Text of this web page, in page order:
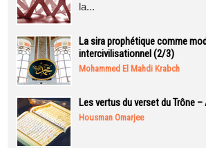
la...
La sira prophétique comme
intercivilisationnel (2/3)
Mohammed El Mahdi Krabch
Les vertus du verset du Trône
Housman Omarjee